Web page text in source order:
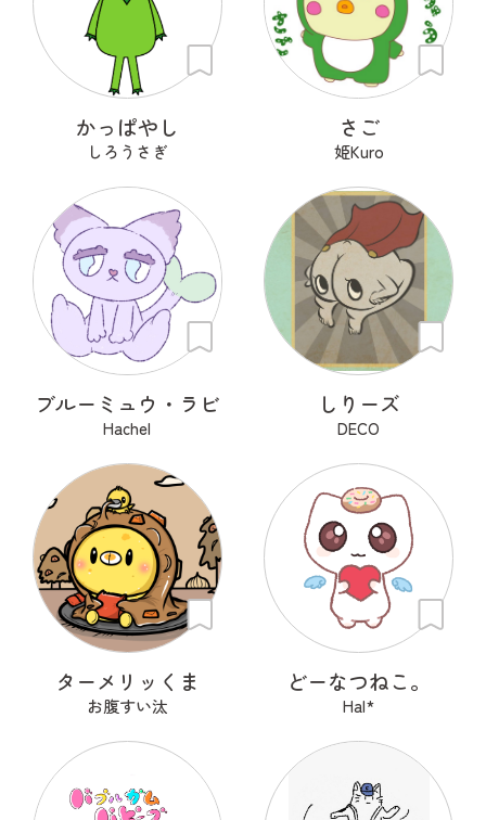
かっぱやし
しろうさぎ
さご
姫Kuro
ブルーミュウ・ラビ
Hachel
しりーズ
DECO
ターメリッくま
お腹すい汰
どーなつねこ。
Hal*